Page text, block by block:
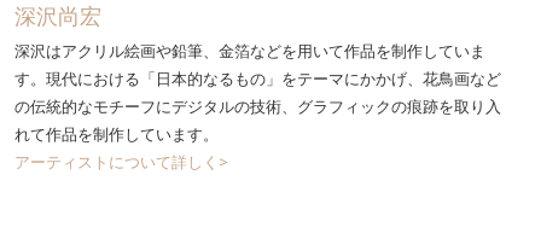
深沢尚宏
深沢はアクリル絵画や鉛筆、金箔などを用いて作品を制作していま
す。現代における「日本的なるもの」をテーマにかかげ、花鳥画など
の伝統的なモチーフにデジタルの技術、グラフィックの痕跡を取り入
れて作品を制作しています。
アーティストについて詳しく>